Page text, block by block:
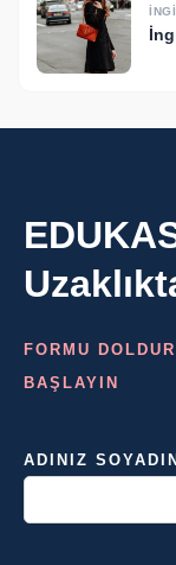
FORMU
BAŞLAYIN
ADINIZ